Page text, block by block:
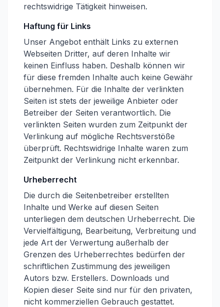
rechtswidrige Tätigkeit hinweisen.
Haftung für Links
Unser Angebot enthält Links zu externen
Webseiten Dritter, auf deren Inhalte wir
keinen Einfluss haben. Deshalb können wir
für diese fremden Inhalte auch keine Gewähr
übernehmen. Für die Inhalte der verlinkten
Seiten ist stets der jeweilige Anbieter oder
Betreiber der Seiten verantwortlich. Die
verlinkten Seiten wurden zum Zeitpunkt der
Verlinkung auf mögliche Rechtsverstöße
überprüft. Rechtswidrige Inhalte waren zum
Zeitpunkt der Verlinkung nicht erkennbar.
Urheberrecht
Die durch die Seitenbetreiber erstellten
Inhalte und Werke auf diesen Seiten
unterliegen dem deutschen Urheberrecht. Die
Vervielfältigung, Bearbeitung, Verbreitung und
jede Art der Verwertung außerhalb der
Grenzen des Urheberrechtes bedürfen der
schriftlichen Zustimmung des jeweiligen
Autors bzw. Erstellers. Downloads und
Kopien dieser Seite sind nur für den privaten,
nicht kommerziellen Gebrauch gestattet.